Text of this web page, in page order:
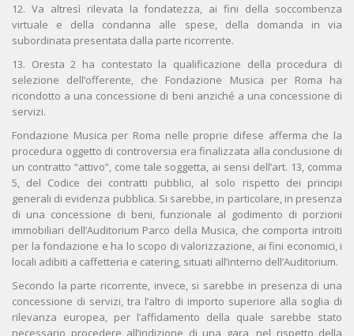
12. Va altresì rilevata la fondatezza, ai fini della soccombenza
virtuale e della condanna alle spese, della domanda in via
subordinata presentata dalla parte ricorrente.
13. Oresta 2 ha contestato la qualificazione della procedura di
selezione dell’offerente, che Fondazione Musica per Roma ha
ricondotto a una concessione di beni anziché a una concessione di
servizi.
Fondazione Musica per Roma nelle proprie difese afferma che la
procedura oggetto di controversia era finalizzata alla conclusione di
un contratto “attivo”, come tale soggetta, ai sensi dell’art. 13, comma
5, del Codice dei contratti pubblici, al solo rispetto dei principi
generali di evidenza pubblica. Si sarebbe, in particolare, in presenza
di una concessione di beni, funzionale al godimento di porzioni
immobiliari dell’Auditorium Parco della Musica, che comporta introiti
per la fondazione e ha lo scopo di valorizzazione, ai fini economici, i
locali adibiti a caffetteria e catering, situati all’interno dell’Auditorium.
Secondo la parte ricorrente, invece, si sarebbe in presenza di una
concessione di servizi, tra l’altro di importo superiore alla soglia di
rilevanza europea, per l’affidamento della quale sarebbe stato
necessario procedere all’indizione di una gara, nel rispetto della